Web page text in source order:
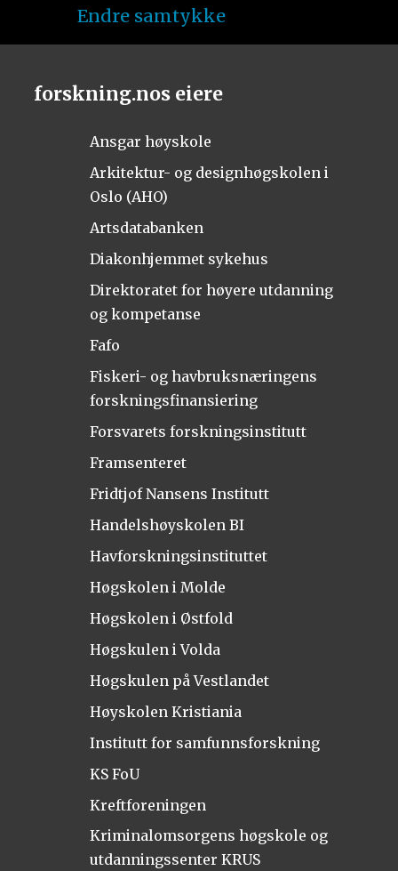
Endre samtykke
forskning.nos eiere
Ansgar høyskole
Arkitektur- og designhøgskolen i
Oslo (AHO)
Artsdatabanken
Diakonhjemmet sykehus
Direktoratet for høyere utdanning
og kompetanse
Fafo
Fiskeri- og havbruksnæringens
forskningsfinansiering
Forsvarets forskningsinstitutt
Framsenteret
Fridtjof Nansens Institutt
Handelshøyskolen BI
Havforskningsinstituttet
Høgskolen i Molde
Høgskolen i Østfold
Høgskulen i Volda
Høgskulen på Vestlandet
Høyskolen Kristiania
Institutt for samfunnsforskning
KS FoU
Kreftforeningen
Kriminalomsorgens høgskole og
utdanningssenter KRUS